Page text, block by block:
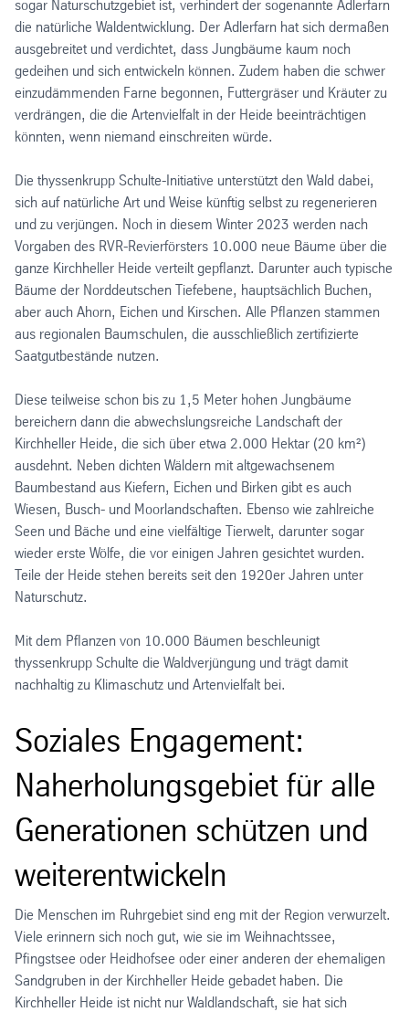
sogar Naturschutzgebiet ist, verhindert der sogenannte Adlerfarn
die natürliche Waldentwicklung. Der Adlerfarn hat sich dermaßen
ausgebreitet und verdichtet, dass Jungbäume kaum noch
gedeihen und sich entwickeln können. Zudem haben die schwer
einzudämmenden Farne begonnen, Futtergräser und Kräuter zu
verdrängen, die die Artenvielfalt in der Heide beeinträchtigen
könnten, wenn niemand einschreiten würde.
Die thyssenkrupp Schulte-Initiative unterstützt den Wald dabei,
sich auf natürliche Art und Weise künftig selbst zu regenerieren
und zu verjüngen. Noch in diesem Winter 2023 werden nach
Vorgaben des RVR-Revierförsters 10.000 neue Bäume über die
ganze Kirchheller Heide verteilt gepflanzt. Darunter auch typische
Bäume der Norddeutschen Tiefebene, hauptsächlich Buchen,
aber auch Ahorn, Eichen und Kirschen. Alle Pflanzen stammen
aus regionalen Baumschulen, die ausschließlich zertifizierte
Saatgutbestände nutzen.
Diese teilweise schon bis zu 1,5 Meter hohen Jungbäume
bereichern dann die abwechslungsreiche Landschaft der
Kirchheller Heide, die sich über etwa 2.000 Hektar (20 km²)
ausdehnt. Neben dichten Wäldern mit altgewachsenem
Baumbestand aus Kiefern, Eichen und Birken gibt es auch
Wiesen, Busch- und Moorlandschaften. Ebenso wie zahlreiche
Seen und Bäche und eine vielfältige Tierwelt, darunter sogar
wieder erste Wölfe, die vor einigen Jahren gesichtet wurden.
Teile der Heide stehen bereits seit den 1920er Jahren unter
Naturschutz.
Mit dem Pflanzen von 10.000 Bäumen beschleunigt
thyssenkrupp Schulte die Waldverjüngung und trägt damit
nachhaltig zu Klimaschutz und Artenvielfalt bei.
Soziales Engagement:
Naherholungsgebiet für alle
Generationen schützen und
weiterentwickeln
Die Menschen im Ruhrgebiet sind eng mit der Region verwurzelt.
Viele erinnern sich noch gut, wie sie im Weihnachtssee,
Pfingstsee oder Heidhofsee oder einer anderen der ehemaligen
Sandgruben in der Kirchheller Heide gebadet haben. Die
Kirchheller Heide ist nicht nur Waldlandschaft, sie hat sich